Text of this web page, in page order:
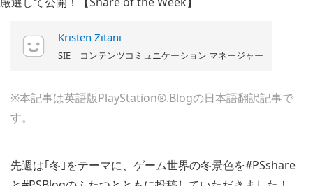
Kristen Zitani
SIE コンテンツコミュニケーション マネージャー
※本記事は英語版PlayStation®.Blogの日本語翻訳記事で
す。
先週は｢冬｣をテーマに、ゲーム世界の冬景色を#PSshare